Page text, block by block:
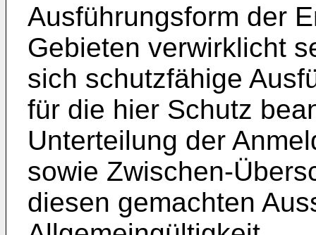
Ausführungsform der
Gebieten verwirklicht
sich schutzfähige
für die hier Schutz
Unterteilung der
sowie Zwischen-
diesen gemachten